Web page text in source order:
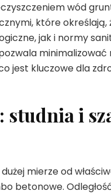
wód
które określają,
jak i normy
jest kluczowe dla
i
mierze od
betonowe.